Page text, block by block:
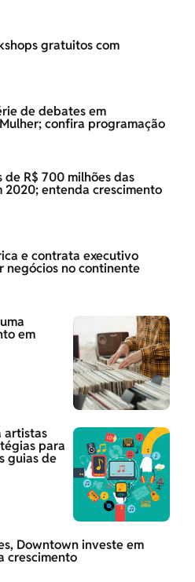
gratuitos com
de debates em
confira programação
R$ 700 milhões das
entenda crescimento
e contrata executivo
no continente
em
artistas
para
guias de
Downtown investe em
crescimento